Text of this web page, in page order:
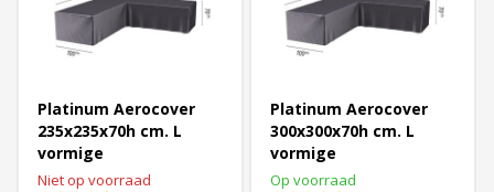
Platinum Aerocover
235x235x70h cm. L
vormige
loungesethoes
Niet op voorraad
Platinum Aerocover
300x300x70h cm. L
vormige
loungesethoes
Op voorraad